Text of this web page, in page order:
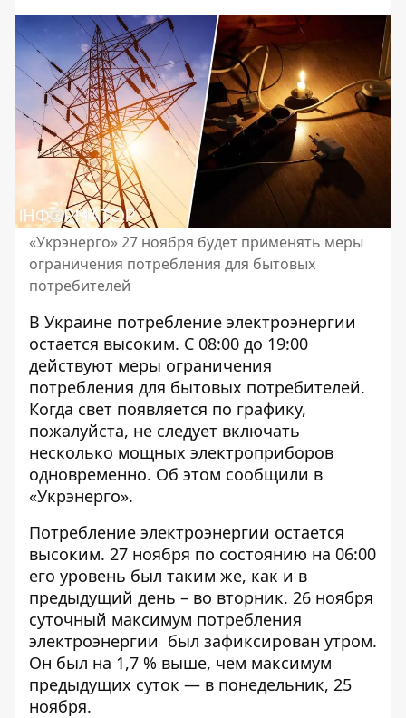
«Укрэнерго» 27 ноября будет применять меры
ограничения потребления для бытовых
потребителей
В Украине потребление электроэнергии
остается высоким. С 08:00 до 19:00
действуют меры ограничения
потребления для бытовых потребителей.
Когда свет появляется по графику,
пожалуйста, не следует включать
несколько мощных электроприборов
одновременно. Об этом сообщили в
«Укрэнерго».
Потребление электроэнергии остается
высоким. 27 ноября по состоянию на 06:00
его уровень был таким же, как и в
предыдущий день – во вторник. 26 ноября
суточный максимум потребления
электроэнергии был зафиксирован утром.
Он был на 1,7 % выше, чем максимум
предыдущих суток — в понедельник, 25
ноября.